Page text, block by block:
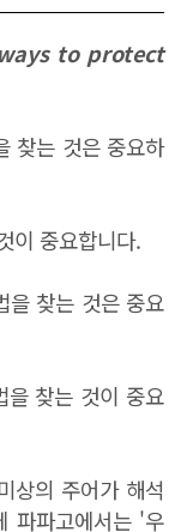
to protect
찾는 것은 중요하
이 중요합니다.
을 찾는 것은 중요
찾는 것이 중요
상의 주어가 해석
파파고에서는 '우